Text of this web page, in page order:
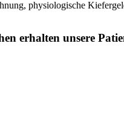
physiologische
erhalten unsere